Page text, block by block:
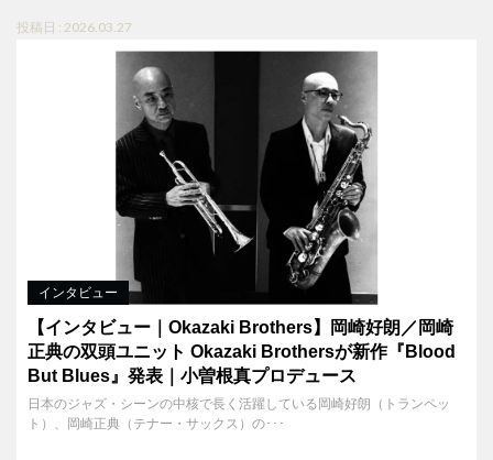
投稿日 : 2026.03.27
インタビュー
【インタビュー｜Okazaki Brothers】岡崎好朗／岡崎
正典の双頭ユニット Okazaki Brothersが新作『Blood
But Blues』発表｜小曽根真プロデュース
日本のジャズ・シーンの中核で長く活躍している岡崎好朗（トランペッ
ト）、岡崎正典（テナー・サックス）の･･･